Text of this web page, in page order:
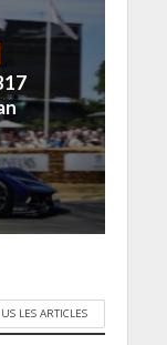
LES ARTICLES